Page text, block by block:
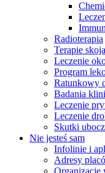
Radioterapia
Terapie
Leczenie
Program
Ratunkowy
Badania
Leczenie
Leczenie
Skutki
Nie jesteś sam
Infolinie i
Adresy